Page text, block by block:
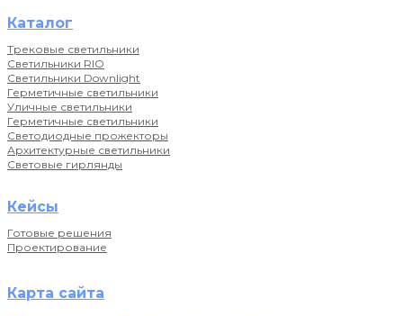
Каталог
Трековые светильники
Светильники RIO
Светильники Downlight
Герметичные светильники
Уличные светильники
Герметичные светильники
Светодиодные прожекторы
Архитектурные светильники
Световые гирлянды
Кейсы
Готовые решения
Проектирование
Карта сайта